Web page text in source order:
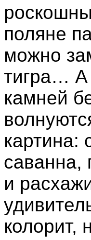
поляне
можно
тигра… А
камней
картина:
саванна,
и
колорит,